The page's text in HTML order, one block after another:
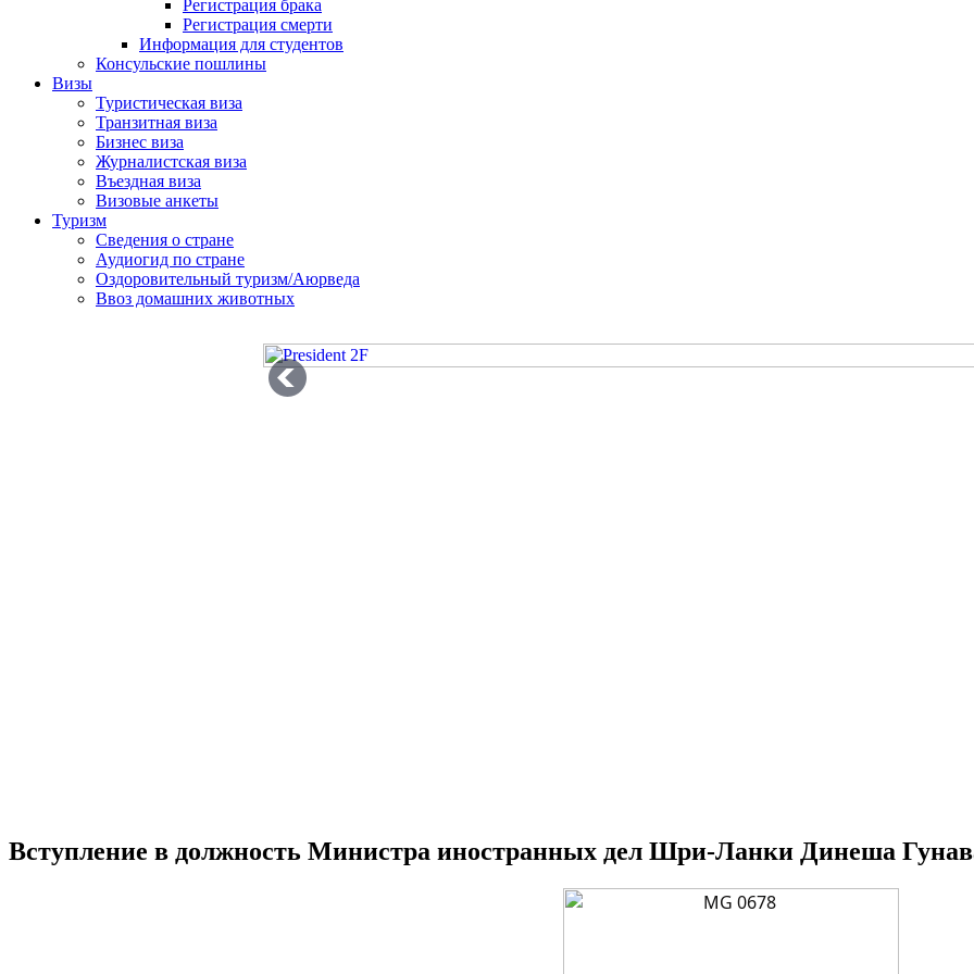
Регистрация брака
Регистрация смерти
Информация для студентов
Консульские пошлины
Визы
Туристическая виза
Транзитная виза
Бизнес виза
Журналистская виза
Въездная виза
Визовые анкеты
Туризм
Сведения о стране
Аудиогид по стране
Оздоровительный туризм/Аюрведа
Ввоз домашних животных
Вступление в должность Министра иностранных дел Шри-Ланки Динеша